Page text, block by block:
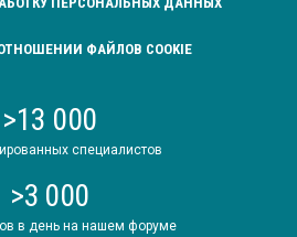
ФАЙЛОВ COOKIE
>13 000
специалистов
>3 000
в день на нашем форуме